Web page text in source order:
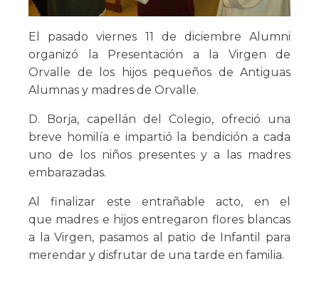
El pasado viernes 11 de diciembre Alumni
organizó la Presentación a la Virgen de
Orvalle de los hijos pequeños de Antiguas
Alumnas y madres de Orvalle.
D. Borja, capellán del Colegio, ofreció una
breve homilía e impartió la bendición a cada
uno de los niños presentes y a las madres
embarazadas.
Al finalizar este entrañable acto, en el
que madres e hijos entregaron flores blancas
a la Virgen, pasamos al patio de Infantil para
merendar y disfrutar de una tarde en familia.